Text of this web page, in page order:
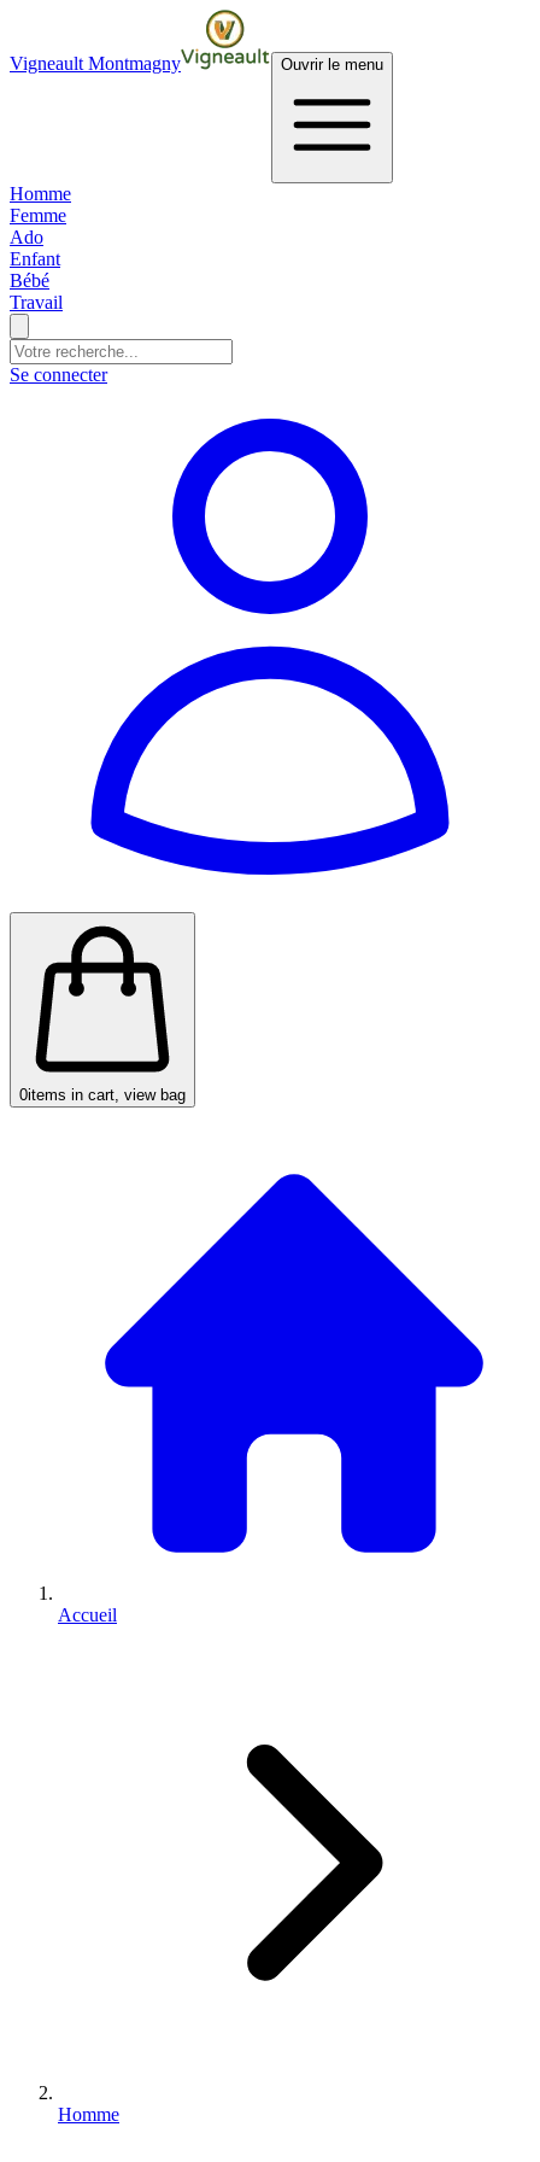
Vigneault Montmagny Ouvrir le menu
Homme
Femme
Ado
Enfant
Bébé
Travail
Se connecter
0items in cart, view bag
Accueil
Homme